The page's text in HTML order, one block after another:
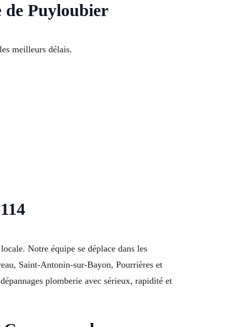
de Puyloubier
meilleurs délais.
Notre équipe se déplace dans les
Saint-Antonin-sur-Bayon, Pourrières et
plomberie avec sérieux, rapidité et